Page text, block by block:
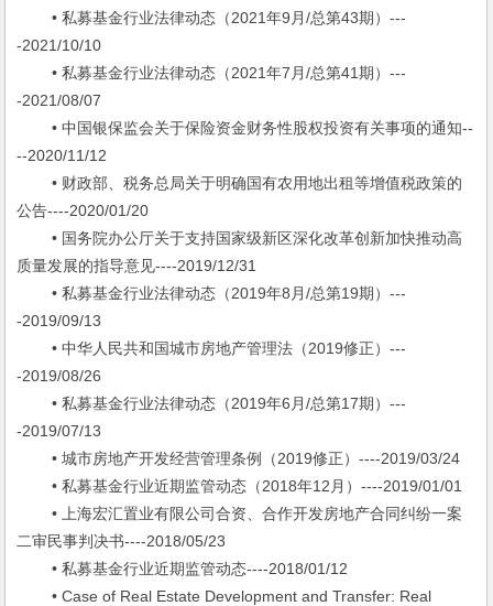
• 私募基金行业法律动态（2021年9月/总第43期）---
-2021/10/10
• 私募基金行业法律动态（2021年7月/总第41期）---
-2021/08/07
• 中国银保监会关于保险资金财务性股权投资有关事项的通知--
--2020/11/12
• 财政部、税务总局关于明确国有农用地出租等增值税政策的
公告----2020/01/20
• 国务院办公厅关于支持国家级新区深化改革创新加快推动高
质量发展的指导意见----2019/12/31
• 私募基金行业法律动态（2019年8月/总第19期）---
-2019/09/13
• 中华人民共和国城市房地产管理法（2019修正）---
-2019/08/26
• 私募基金行业法律动态（2019年6月/总第17期）---
-2019/07/13
• 城市房地产开发经营管理条例（2019修正）----2019/03/24
• 私募基金行业近期监管动态（2018年12月）----2019/01/01
• 上海宏汇置业有限公司合资、合作开发房地产合同纠纷一案
二审民事判决书----2018/05/23
• 私募基金行业近期监管动态----2018/01/12
• Case of Real Estate Development and Transfer: Real